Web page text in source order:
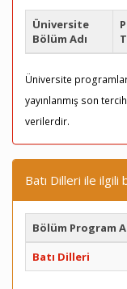
Üniversite
Bölüm Adı
Üniversite
yayınlanmış son
verilerdir.
Batı Dilleri ile ilgili
Bölüm Program
Batı Dilleri